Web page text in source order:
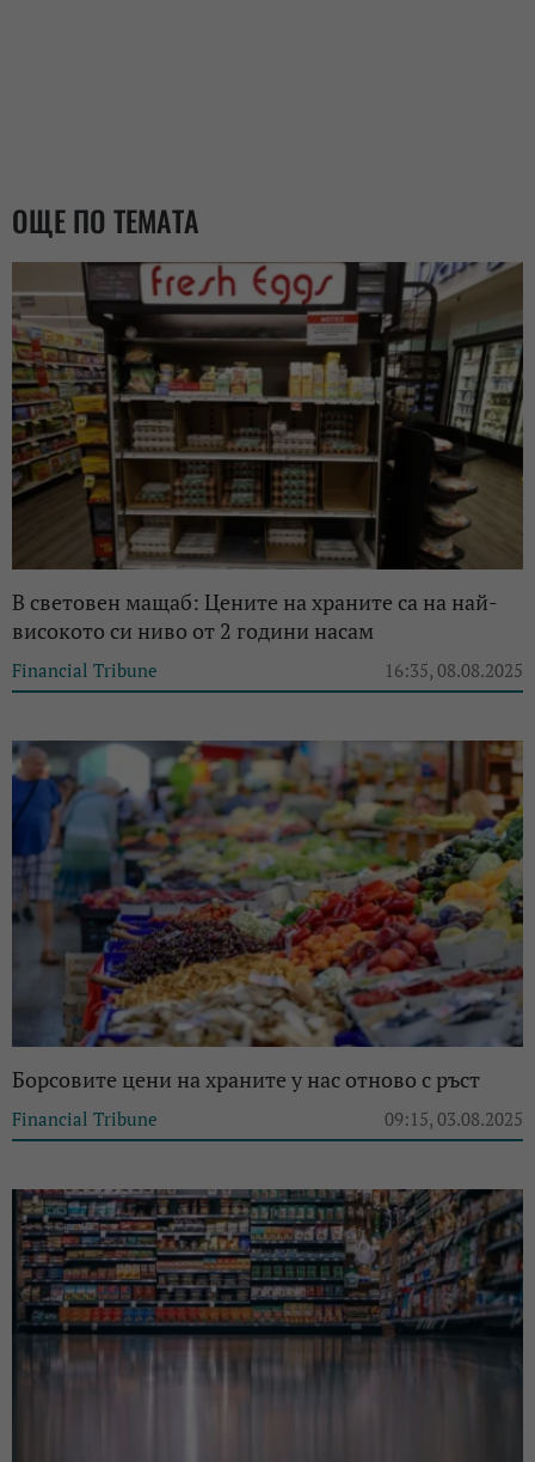
ОЩЕ ПО ТЕМАТА
В световен мащаб: Цените на храните са на най-
високото си ниво от 2 години насам
Financial Tribune 16:35, 08.08.2025
Борсовите цени на храните у нас отново с ръст
Financial Tribune 09:15, 03.08.2025